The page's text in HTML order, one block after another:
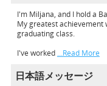
I'm Miljana, and I hold a
My greatest achievement
graduating class.
I've worked …Read More
日本語メッセージ